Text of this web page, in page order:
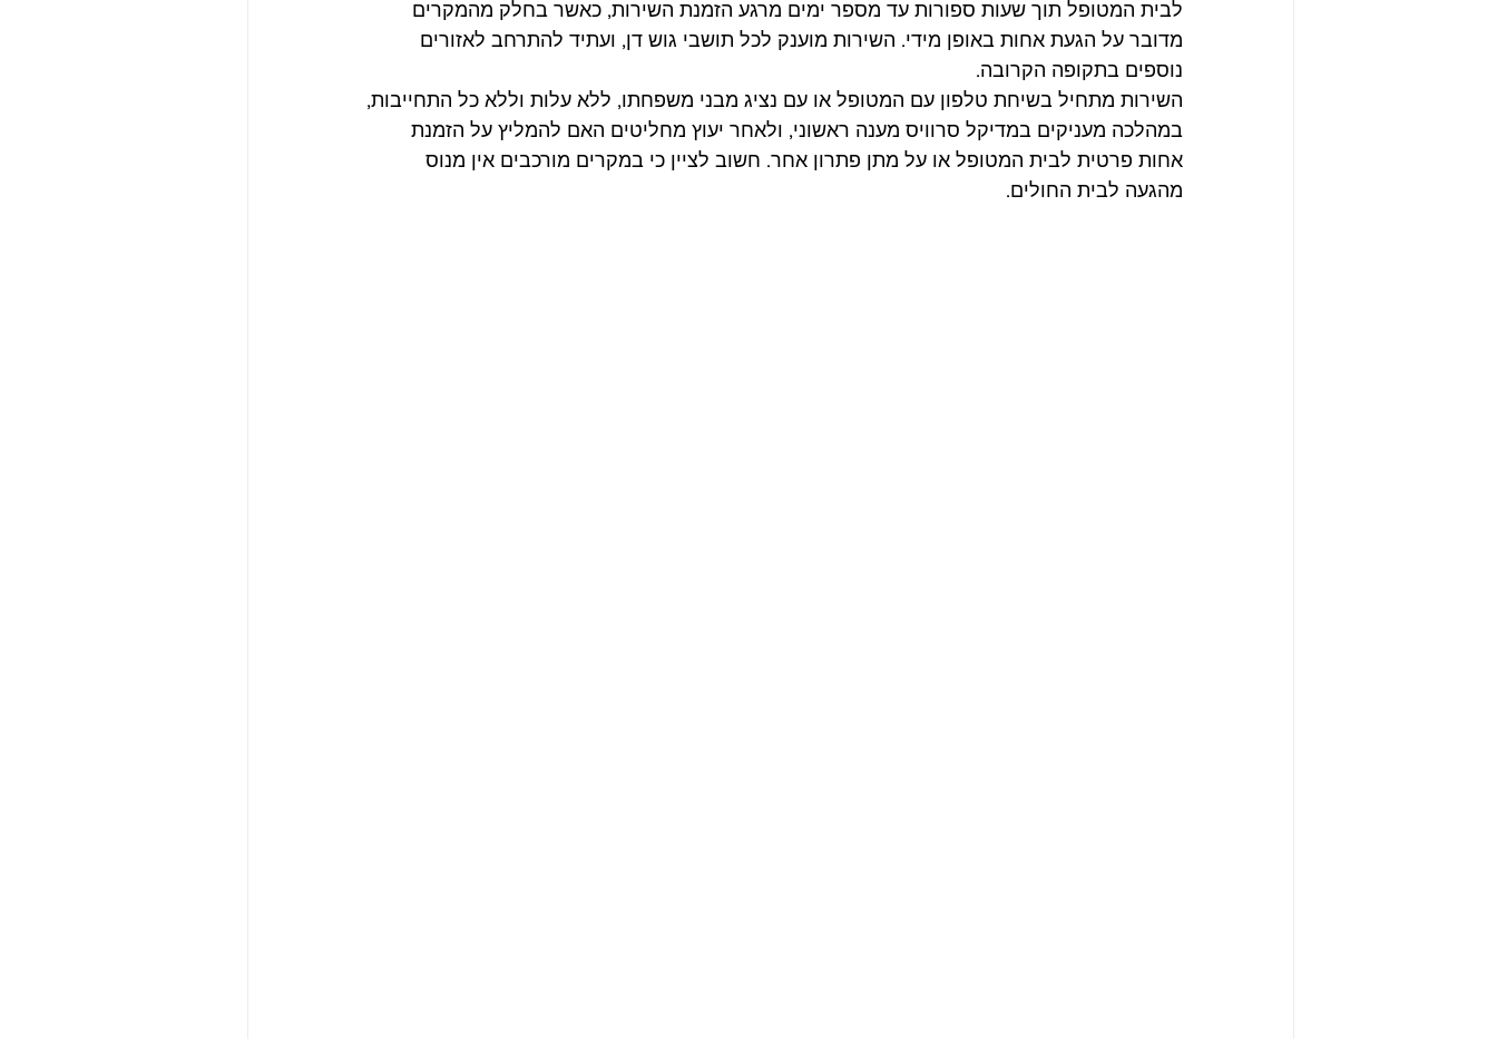
לבית המטופל תוך שעות ספורות עד מספר ימים מרגע הזמנת השירות, כאשר בחלק מהמקרים
מדובר על הגעת אחות באופן מידי. השירות מוענק לכל תושבי גוש דן, ועתיד להתרחב לאזורים
נוספים בתקופה הקרובה.
השירות מתחיל בשיחת טלפון עם המטופל או עם נציג מבני משפחתו, ללא עלות וללא כל התחייבות,
במהלכה מעניקים במדיקל סרוויס מענה ראשוני, ולאחר יעוץ מחליטים האם להמליץ על הזמנת
אחות פרטית לבית המטופל או על מתן פתרון אחר. חשוב לציין כי במקרים מורכבים אין מנוס
מהגעה לבית החולים.